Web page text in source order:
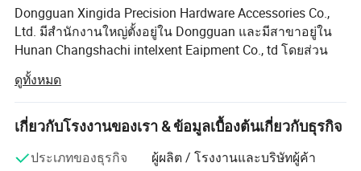
Dongguan Xingida Precision Hardware Accessories Co.,
Ltd. มีสำนักงานใหญ่ตั้งอยู่ใน Dongguan และมีสาขาอยู่ใน
Hunan Changshachi intelxent Eaipment Co., td โดยส่วน
ใหญ่จะมีโซลูชันการผลิตที่เป็นจุดสนใจสำหรับอุปกรณ์เสริม
ฮาร์ดแวร์ที่มีความเที่ยงตรงสูงสำหรับลูกค้าในประเทศและ
ต่างประเทศ บริษัทก่อตั้งขึ้นในปี 2008 และอีกครั้งก็มีอุปกรณ์
ที่มีความเที่ยงตรงสูงและทันสมัยกว่า 80 ชิ้น มีพนักงาน
เทคนิคขั้นกลางและระดับอาวุโสกว่า 40 รายการ บริษัท
ดูทั้งหมด
เกี่ยวกับโรงงานของเรา & ข้อมูลเบื้องต้นเกี่ยวกับธุรกิจ
ประเภทของธุรกิจ
ผู้ผลิต / โรงงานและบริษัทผู้ค้า